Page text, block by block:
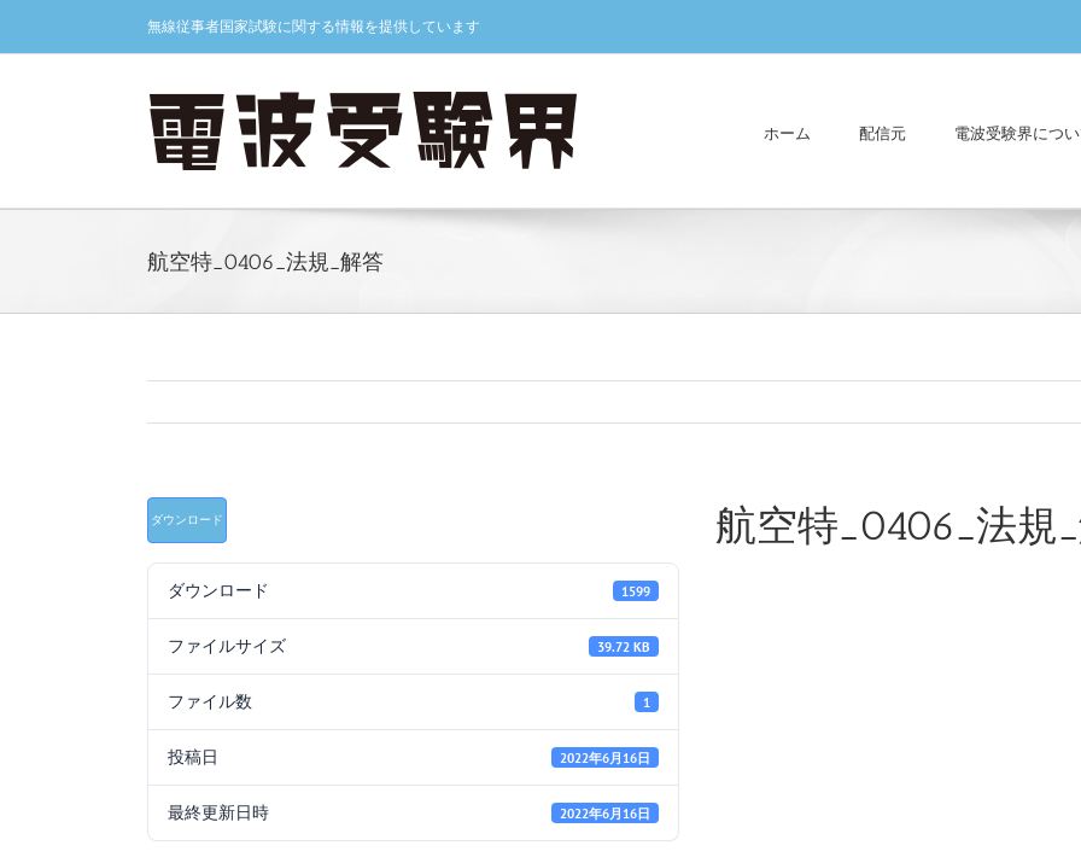
content
無線従事者国家試験に関する情報を提供しています
ホーム 配信元 電波受験界につ
航空特_0406_法規_解答
ダウンロード
ダウンロード 1599
ファイルサイズ 39.72 KB
ファイル数 1
投稿日 2022年6月16日
最終更新日時 2022年6月16日
航空特_0406_法規